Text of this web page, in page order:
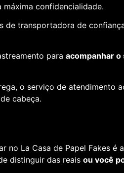
confidencialidade.
de transportadora de
para acompanhar
o serviço de atendimento
cabeça.
no La Casa de Papel Fakes é a
distinguir das reais ou você